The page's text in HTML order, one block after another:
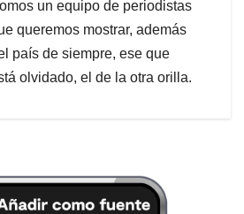
un equipo de periodistas
queremos mostrar, además
país de siempre, ese que
olvidado, el de la otra orilla.